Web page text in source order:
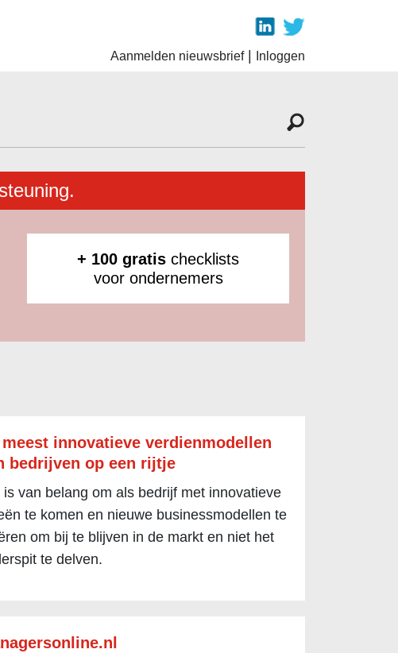
Aanmelden nieuwsbrief| Inloggen
+ 100 gratis checklists
voor ondernemers
meest innovatieve verdienmodellen
bedrijven op een rijtje
is van belang om als bedrijf met innovatieve
te komen en nieuwe businessmodellen te
om bij te blijven in de markt en niet het
te delven.